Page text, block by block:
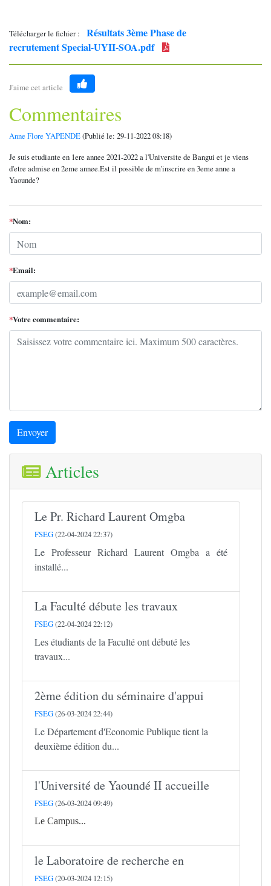
Télécharger le fichier :
Résultats 3ème Phase de
recrutement Special-UYII-SOA.pdf
J'aime cet article
Like
Commentaires
Anne Flore YAPENDE(Publié le: 29-11-2022 08:18)
Je suis etudiante en 1ere annee 2021-2022 a l'Universite de Bangui et je viens
d'etre admise en 2eme annee.Est il possible de m'inscrire en 3eme anne a
Yaounde?
*Nom:
*Email:
*Votre commentaire:
Envoyer
Articles
Le Pr. Richard Laurent Omgba
FSEG(22-04-2024 22:37)
Le Professeur Richard Laurent Omgba a été
installé...
La Faculté débute les travaux
FSEG(22-04-2024 22:12)
Les étudiants de la Faculté ont débuté les
travaux...
2ème édition du séminaire d'appui
FSEG(26-03-2024 22:44)
Le Département d'Economie Publique tient la
deuxième édition du...
l'Université de Yaoundé II accueille
FSEG(26-03-2024 09:49)
Le Campus...
le Laboratoire de recherche en
FSEG(20-03-2024 12:15)